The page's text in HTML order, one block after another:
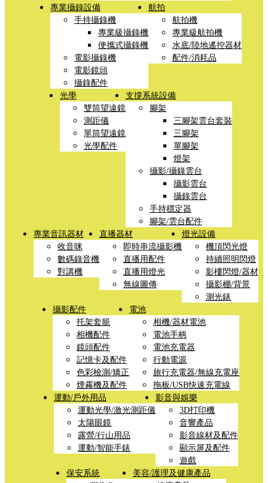
專業攝錄設備
手持攝錄機
專業級攝錄機
便攜式攝錄機
電影攝錄機
電影鏡頭
攝錄配件
航拍
航拍機
專業級航拍機
水底/陸地遙控器材
配件/消耗品
光學
雙筒望遠鏡
測距儀
單筒望遠鏡
光學配件
支撐系統設備
腳架
三腳架雲台套裝
三腳架
單腳架
燈架
攝影/攝錄雲台
攝影雲台
攝錄雲台
手持穩定器
腳架/雲台配件
專業音訊器材
收音咪
數碼錄音機
對講機
直播器材
即時串流攝影機
直播用配件
直播用燈光
無線圖傳
燈光設備
機頂閃光燈
持續照明閃燈
影樓閃燈/器材
攝影棚/背景
測光錶
攝影配件
托架套籠
相機配件
鏡頭配件
記憶卡及配件
色彩檢測/矯正
煙霧機及配件
電池
相機/器材電池
電池手柄
電池充電器
行動電源
旅行充電器/無線充電座
拖板/USB快速充電線
運動/戶外用品
運動光學/激光測距儀
太陽眼鏡
露營/行山用品
運動/智能手錶
影音與娛樂
3D打印機
音響產品
影音線材及配件
顯示屏及配件
遊戲
保安系統
美容/護理及健康產品